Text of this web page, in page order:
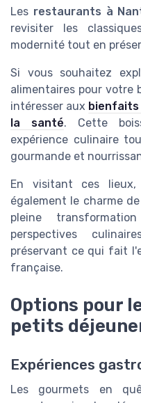
Les restaurants à
revisiter les
modernité tout en
Si vous souhaitez
alimentaires pour votre
intéresser aux bienfaits
la santé. Cette
expérience culinaire
gourmande et
En visitant ces lieux,
également le charme de
pleine
perspectives
préservant ce qui fait
française.
Options pour
petits
Expériences
Les gourmets en